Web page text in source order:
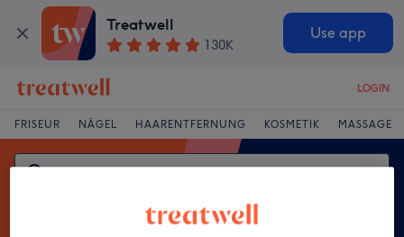
Treatwell
130K
Use app
LOGIN
FRISEUR NÄGEL HAARENTFERNUNG KOSMETIK MASSAGE